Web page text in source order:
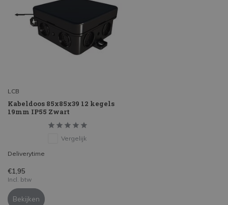
LCB
Kabeldoos 85x85x39 12 kegels
19mm IP55 Zwart
Vergelijk
Deliverytime
€1,95
Incl. btw
Bekijken